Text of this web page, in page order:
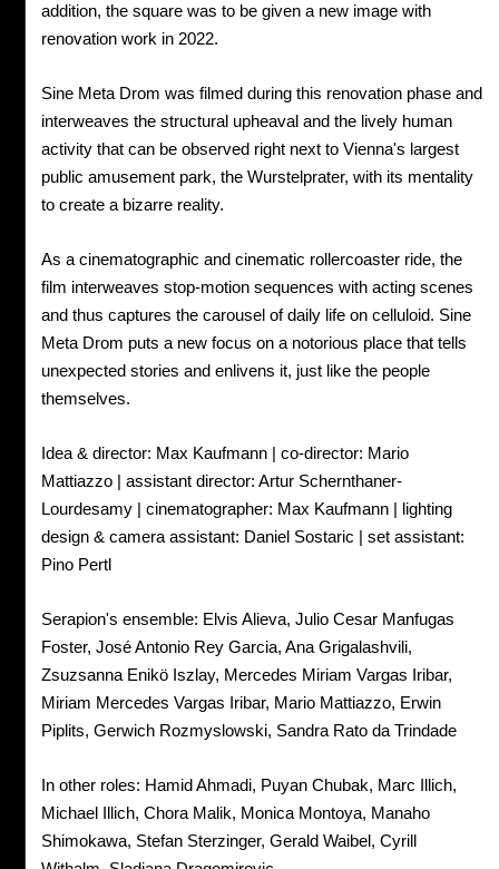
addition, the square was to be given a new image with
renovation work in 2022.
Sine Meta Drom was filmed during this renovation phase and
interweaves the structural upheaval and the lively human
activity that can be observed right next to Vienna's largest
public amusement park, the Wurstelprater, with its mentality
to create a bizarre reality.
As a cinematographic and cinematic rollercoaster ride, the
film interweaves stop-motion sequences with acting scenes
and thus captures the carousel of daily life on celluloid. Sine
Meta Drom puts a new focus on a notorious place that tells
unexpected stories and enlivens it, just like the people
themselves.
Idea & director: Max Kaufmann | co-director: Mario
Mattiazzo | assistant director: Artur Schernthaner-
Lourdesamy | cinematographer: Max Kaufmann | lighting
design & camera assistant: Daniel Sostaric | set assistant:
Pino Pertl
Serapion's ensemble: Elvis Alieva, Julio Cesar Manfugas
Foster, José Antonio Rey Garcia, Ana Grigalashvili,
Zsuzsanna Enikö Iszlay, Mercedes Miriam Vargas Iribar,
Miriam Mercedes Vargas Iribar, Mario Mattiazzo, Erwin
Piplits, Gerwich Rozmyslowski, Sandra Rato da Trindade
In other roles: Hamid Ahmadi, Puyan Chubak, Marc Illich,
Michael Illich, Chora Malik, Monica Montoya, Manaho
Shimokawa, Stefan Sterzinger, Gerald Waibel, Cyrill